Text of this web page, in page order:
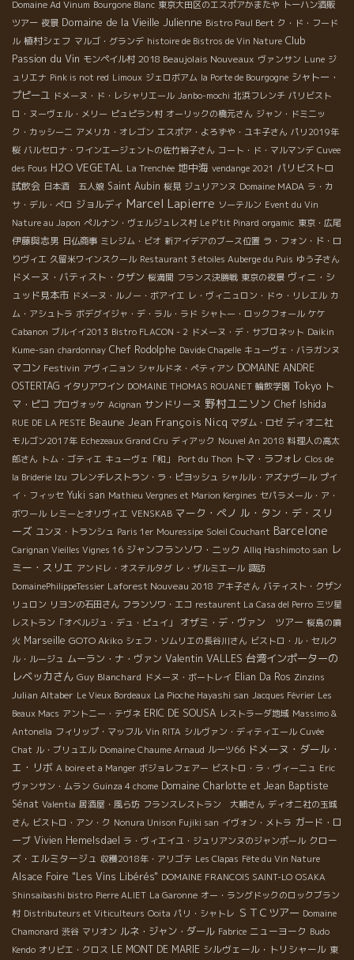
Domaine Ad Vinum Bourgone Blanc 東京大田区のエスポアかまたや トーハン酒販
ツアー 夜景 Domaine de la Vieille Julienne Bistro Paul Bert ク・ド・フード
ル 植村シェフ マルゴ・グランデ histoire de Bistros de Vin Nature Club
Passion du Vin モンペイル村 2018 Beaujolais Nouveaux ヴァンサン Lune ジ
ュリエナ Pink is not red Limoux ジェロボアム la Porte de Bourgogne シャトー・
プピーユ ドメーヌ・ド・レシャリエール Janbo-mochi 北浜フレンチ パリビスト
ロ・ヌーヴェル・メリー ピュピラン村 オーリックの橋元さん ジャン・ドミニッ
ク・カッシーニ アメリカ・オレゴン エスポア・よろずや・ユキ子さん パリ2019年
桜 バルセロナ・ワインエージェントの佐竹裕子さん コート・ド・マルマンデ Cuvee
des Fous H2O VEGETAL La Trenchée 地中海 vendange 2021 パリビストロ
試飲会 日本酒 五人娘 Saint Aubin 桜見 ジュリアンヌ Domaine MADA ラ・カ
サ・デル・ぺロ ジョルディ Marcel Lapierre ソーテルン Event du Vin
Nature au Japon ぺルナン・ヴェルジュレス村 Le P'tit Pinard orgamic 東京・広尾
伊藤與志男 日仏商事 ミレジム・ビオ 新アイデアのブース位置 ラ・フォン・ド・ロ
りヴィエ 久留米ワインスクール Restaurant 3 étoiles Auberge du Puis ゆう子さん
ドメーヌ・バティスト・クザン 桜満開 フランス決勝戦 東京の夜景 ヴィニ・シ
ュッド見本市 ドメーヌ・ルノー・ボアイエ レ・ヴィニュロン・ドゥ・リレエル カ
ム・アシュトラ ボデグイジャ・デ・ラル・ラド シャトー・ロックフォール ケケ
Cabanon ブルイイ2013 Bistro FLACON - 2 ドメーヌ・デ・サブロネット Daikin
Kume-san chardonnay Chef Rodolphe Davide Chapelle キューヴェ・バラガンヌ
マコン Festivin アヴィニョン シャルドネ・ペティアン DOMAINE ANDRE
OSTERTAG イタリアワイン DOMAINE THOMAS ROUANET 輪飲学園 Tokyo ト
マ・ピコ プロヴォッケ Acignan サンドリーヌ 野村ユニソン Chef Ishida
RUE DE LA PESTE Beaune Jean François Nicq マダム・ロゼ ディオニ社
モルゴン2017年 Echezeaux Grand Cru ディアック Nouvel An 2018 料理人の高太
郎さん トム・ゴティエ キューヴェ「和」 Port du Thon トマ・ラフォレ Clos de
la Briderie Izu フレンチレストラン・ラ・ピヨッシュ シャルル・アズナヴール プイ
イ・フィッセ Yuki san Mathieu Vergnes et Marion Kergines セパラメール・ア・
ボワール レミーとオリヴィエ VENSKAB マーク・ペノ ル・タン・デ・スリ
ーズ ユンヌ・トランシュ Paris 1er Mouressipe Soleil Couchant Barcelone
Carignan Vieilles Vignes 16 ジャンフランソワ・ニック Alliq Hashimoto san レ
ミー・スリエ アンドレ・オステルタグ レ・ザルミエール 諏訪
DomainePhilippeTessier Laforest Nouveau 2018 アキ子さん バティスト・クザン
リュロン リヨンの石田さん フランソワ・エコ restaurent La Casa del Perro 三ツ星
レストラン「オベルジュ・デュ・ピュイ」
オザミ・デ・ヴァン ツアー 桜島の噴
火 Marseille GOTO Akiko シェフ・ソムリエの長谷川さん ビストロ・ル・セルク
ル・ルージュ ムーラン・ナ・ヴァン Valentin VALLES 台湾インポーターの
レベッカさん Guy Blanchard ドメーヌ・ボートレイ Elian Da Ros Zinzins
Julian Altaber Le Vieux Bordeaux La Pioche Hayashi san Jacques Février Les
Beaux Macs アントニー・テヴネ ERIC DE SOUSA レストラーダ地域 Massimo &
Antonella フィリップ・マッフル Vin RITA シルヴァン・ディティエール Cuvée
Chat ル・ブリュエル Domaine Chaume Arnaud ルーツ66 ドメーヌ・ダール・
エ・リボ A boire et a Manger ボジョレフェアー ビストロ・ラ・ヴィーニュ Eric
ヴァンサン・ムラン Guinza 4 chome Domaine Charlotte et Jean Baptiste
Sénat Valentia 居酒屋・風ら坊 フランスレストラン 大輔さん ディオニ社の玉城
さん ビストロ・アン・ク Nonura Unison Fujiki san イヴォン・メトラ ガード・ロ
ーブ Vivien Hemelsdael ラ・ヴィエイユ・ジュリアンヌのジャンポール クロー
ズ・エルミタージュ 収穫2018年・アリゴテ Les Clapas Fête du Vin Nature
Alsace Foire "Les Vins Libérés" DOMAINE FRANCOIS SAINT-LO OSAKA
Shinsaibashi bistro Pierre ALIET La Garonne オー・ラングドックのロックブラン
村 Distributeurs et Viticulteurs Ooita パリ・シャトレ ＳＴＣツアー Domaine
Chamonard 渋谷 マリオン ルネ・ジャン・ダール Fabrice ニューヨーク Budo
Kendo オリビエ・クロス LE MONT DE MARIE シルヴェール・トリシャール 東